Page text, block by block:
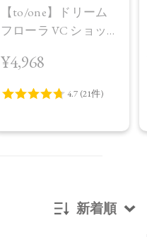
【to/one】ドリーム
フローラ VC ショット
プラス＜限定品＞
¥4,968
新着順